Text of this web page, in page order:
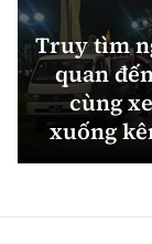
Truy tìm
quan
cùng
xuống